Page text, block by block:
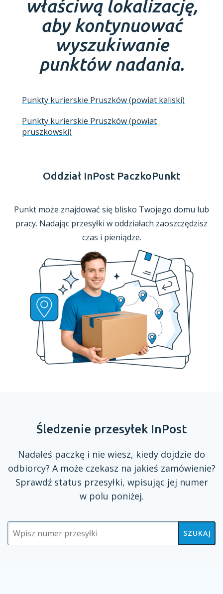
właściwą lokalizację,
aby kontynuować
wyszukiwanie
punktów nadania.
Punkty kurierskie Pruszków (powiat kaliski)
Punkty kurierskie Pruszków (powiat
pruszkowski)
Oddział InPost PaczkoPunkt
Punkt może znajdować się blisko Twojego domu lub
pracy. Nadając przesyłki w oddziałach zaoszczędzisz
czas i pieniądze.
Śledzenie przesyłek InPost
Nadałeś paczkę i nie wiesz, kiedy dojdzie do
odbiorcy? A może czekasz na jakieś zamówienie?
Sprawdź status przesyłki, wpisując jej numer
w polu poniżej.
SZUKAJ